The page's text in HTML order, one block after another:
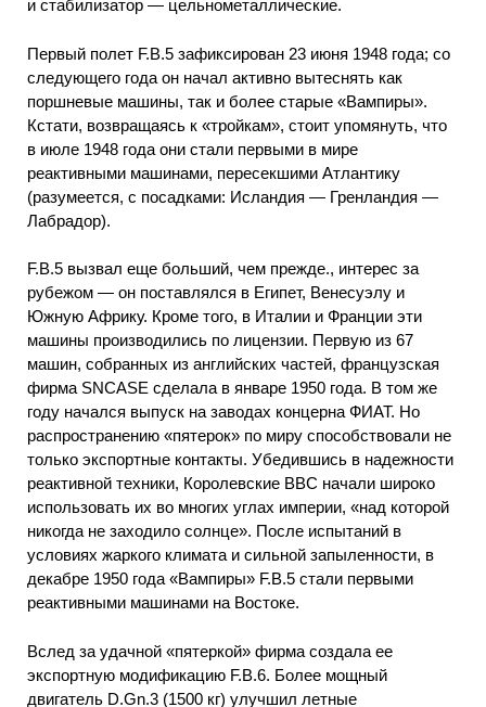
и стабилизатор — цельнометаллические.
Первый полет F.B.5 зафиксирован 23 июня 1948 года; со
следующего года он начал активно вытеснять как
поршневые машины, так и более старые «Вампиры».
Кстати, возвращаясь к «тройкам», стоит упомянуть, что
в июле 1948 года они стали первыми в мире
реактивными машинами, пересекшими Атлантику
(разумеется, с посадками: Исландия — Гренландия —
Лабрадор).
F.B.5 вызвал еще больший, чем прежде., интерес за
рубежом — он поставлялся в Египет, Венесуэлу и
Южную Африку. Кроме того, в Италии и Франции эти
машины производились по лицензии. Первую из 67
машин, собранных из английских частей, французская
фирма SNCASE сделала в январе 1950 года. В том же
году начался выпуск на заводах концерна ФИАТ. Но
распространению «пятерок» по миру способствовали не
только экспортные контакты. Убедившись в надежности
реактивной техники, Королевские ВВС начали широко
использовать их во многих углах империи, «над которой
никогда не заходило солнце». После испытаний в
условиях жаркого климата и сильной запыленности, в
декабре 1950 года «Вампиры» F.B.5 стали первыми
реактивными машинами на Востоке.
Вслед за удачной «пятеркой» фирма создала ее
экспортную модификацию F.B.6. Более мощный
двигатель D.Gn.3 (1500 кг) улучшил летные